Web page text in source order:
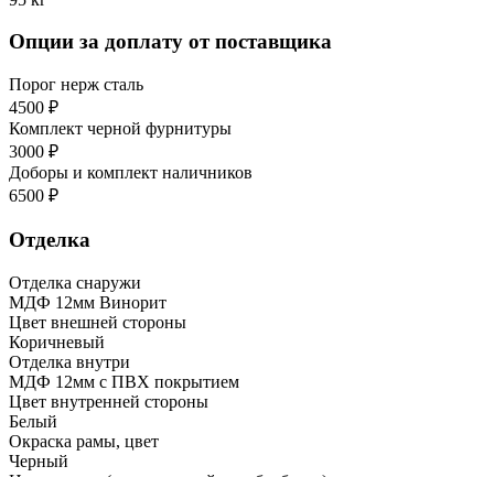
Опции за доплату от поставщика
Порог нерж сталь
4500 ₽
Комплект черной фурнитуры
3000 ₽
Доборы и комплект наличников
6500 ₽
Отделка
Отделка снаружи
МДФ 12мм Винорит
Цвет внешней стороны
Коричневый
Отделка внутри
МДФ 12мм с ПВХ покрытием
Цвет внутренней стороны
Белый
Окраска рамы, цвет
Черный